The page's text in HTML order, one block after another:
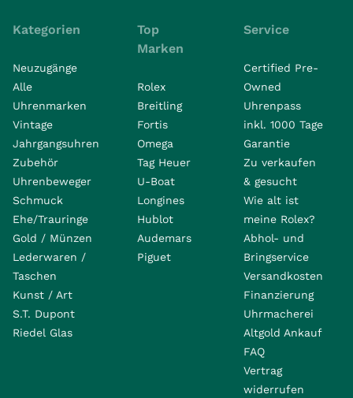
Kategorien
Neuzugänge
Alle
Uhrenmarken
Vintage
Jahrgangsuhren
Zubehör
Uhrenbeweger
Schmuck
Ehe/Trauringe
Gold / Münzen
Lederwaren /
Taschen
Kunst / Art
S.T. Dupont
Riedel Glas
Top
Marken
Rolex
Breitling
Fortis
Omega
Tag Heuer
U-Boat
Longines
Hublot
Audemars
Piguet
Service
Certified Pre-
Owned
Uhrenpass
inkl. 1000 Tage
Garantie
Zu verkaufen
& gesucht
Wie alt ist
meine Rolex?
Abhol- und
Bringservice
Versandkosten
Finanzierung
Uhrmacherei
Altgold Ankauf
FAQ
Vertrag
widerrufen